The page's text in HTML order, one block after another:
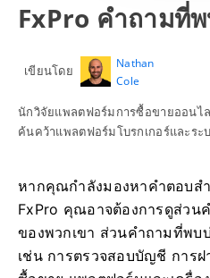
FxPro คำถามที่
เขียนโดย
Nathan
Cole
นักวิจัยแพลตฟอร์มการซื้อขายออนไ
ค้นคว้าแพลตฟอร์มโบรกเกอร์และร
หากคุณกำลังมองหาคำตอบส
FxPro คุณอาจต้องการดูส่วน
ของพวกเขา ส่วนคำถามที่พบ
เช่น การตรวจสอบบัญชี การฝ